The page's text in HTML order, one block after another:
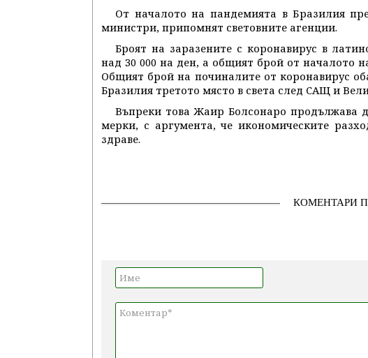
От началото на пандемията в Бразилия
министри, припомнят световните агенции.
Броят на заразените с коронавирус в
над 30 000 на ден, а общият брой от началото
Общият брой на починалите от коронавирус
Бразилия третото място в света след САЩ и
Въпреки това Жаир Болсонаро продължава
мерки, с аргумента, че икономическите
здраве.
КОМЕНТАРИ